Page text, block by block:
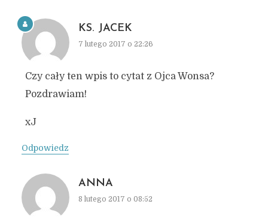
KS. JACEK
7 lutego 2017 o 22:26
Czy cały ten wpis to cytat z Ojca Wonsa?
Pozdrawiam!
xJ
Odpowiedz
ANNA
8 lutego 2017 o 08:52